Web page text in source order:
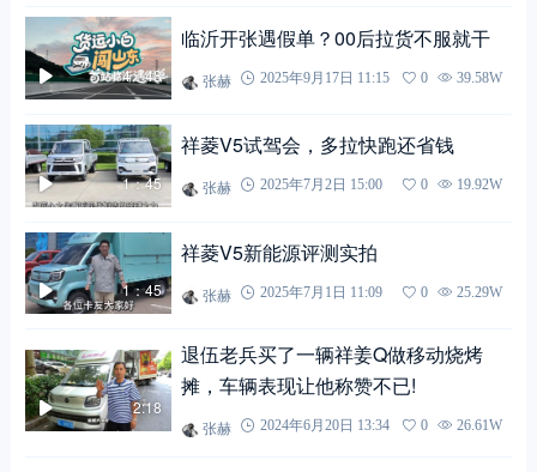
4：48
临沂开张遇假单？00后拉货不服就干
张赫 2025年9月17日 11:15 0 39.58W
1：45
祥菱V5试驾会，多拉快跑还省钱
张赫 2025年7月2日 15:00 0 19.92W
1：45
祥菱V5新能源评测实拍
张赫 2025年7月1日 11:09 0 25.29W
2:18
退伍老兵买了一辆祥姜Q做移动烧烤
摊，车辆表现让他称赞不已!
张赫 2024年6月20日 13:34 0 26.61W